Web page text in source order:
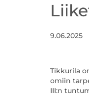
9.06.2025
Tikkurila
omiin
III:n